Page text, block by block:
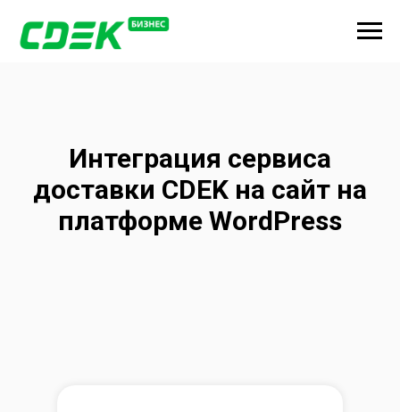
Интеграция сервиса
доставки CDEK на сайт на
платформе WordPress